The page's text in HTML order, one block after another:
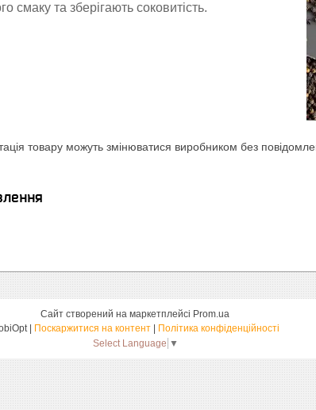
смаку та зберігають соковитість.
товару можуть змінюватися виробником без
Сайт створений на маркетплейсі Prom.ua
Поскаржитися на контент
Політика конфіденційності
Select Language ▼